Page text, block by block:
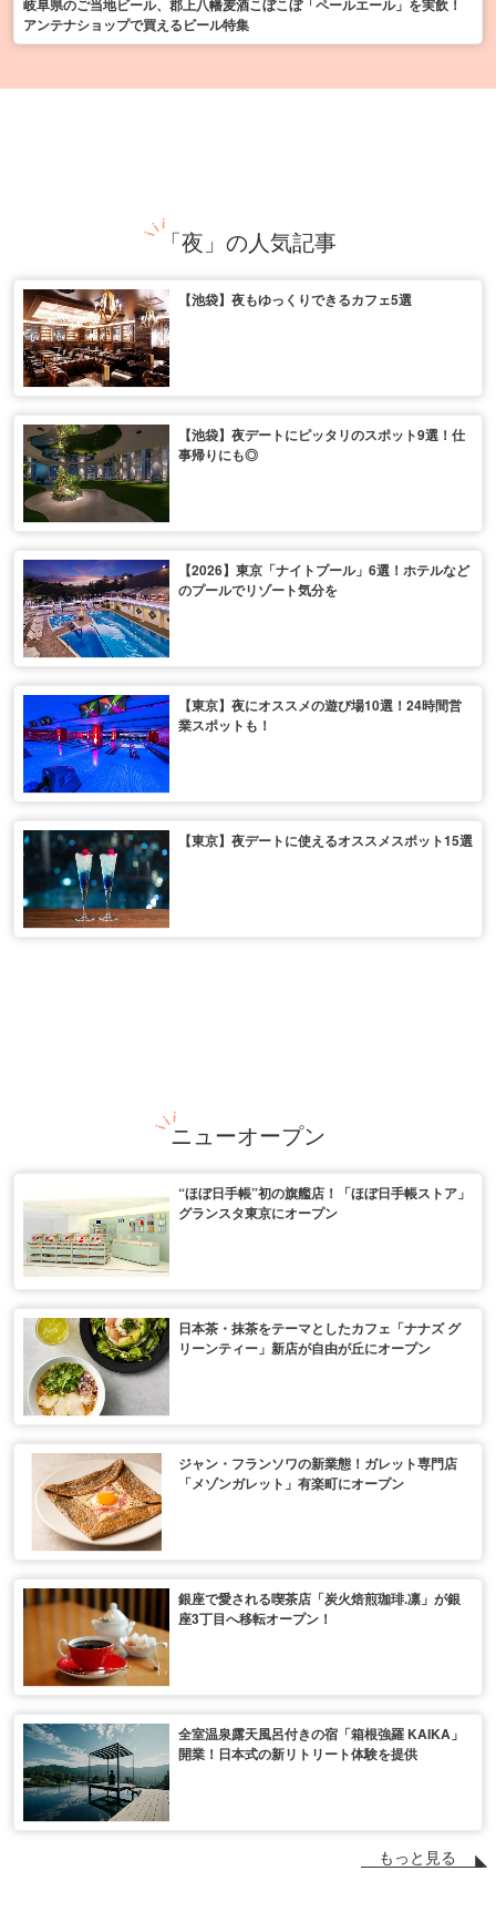
岐阜県のご当地ビール、郡上八幡麦酒こぼこぼ「ペールエール」を実飲！
アンテナショップで買えるビール特集
「夜」の人気記事
【池袋】夜もゆっくりできるカフェ5選
【池袋】夜デートにピッタリのスポット9選！仕
事帰りにも◎
【2026】東京「ナイトプール」6選！ホテルなど
のプールでリゾート気分を
【東京】夜にオススメの遊び場10選！24時間営
業スポットも！
【東京】夜デートに使えるオススメスポット15選
ニューオープン
“ほぼ日手帳”初の旗艦店！「ほぼ日手帳ストア」
グランスタ東京にオープン
日本茶・抹茶をテーマとしたカフェ「ナナズ グ
リーンティー」新店が自由が丘にオープン
ジャン・フランソワの新業態！ガレット専門店
「メゾンガレット」有楽町にオープン
銀座で愛される喫茶店「炭火焙煎珈琲.凛」が銀
座3丁目へ移転オープン！
全室温泉露天風呂付きの宿「箱根強羅 KAIKA」
開業！日本式の新リトリート体験を提供
もっと見る